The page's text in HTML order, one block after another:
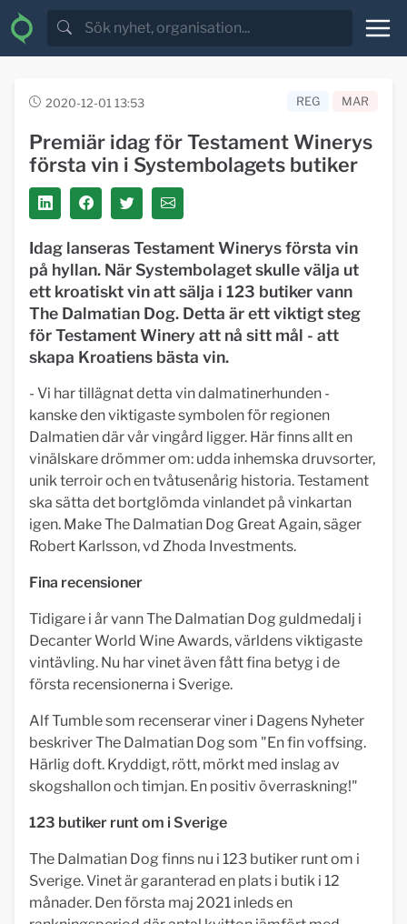
2020-12-01 13:53 REG MAR
Premiär idag för Testament Winerys
första vin i Systembolagets butiker
Idag lanseras Testament Winerys första vin
på hyllan. När Systembolaget skulle välja ut
ett kroatiskt vin att sälja i 123 butiker vann
The Dalmatian Dog. Detta är ett viktigt steg
för Testament Winery att nå sitt mål - att
skapa Kroatiens bästa vin.
- Vi har tillägnat detta vin dalmatinerhunden -
kanske den viktigaste symbolen för regionen
Dalmatien där vår vingård ligger. Här finns allt en
vinälskare drömmer om: udda inhemska druvsorter,
unik terroir och en tvåtusenårig historia. Testament
ska sätta det bortglömda vinlandet på vinkartan
igen. Make The Dalmatian Dog Great Again, säger
Robert Karlsson, vd Zhoda Investments.
Fina recensioner
Tidigare i år vann The Dalmatian Dog guldmedalj i
Decanter World Wine Awards, världens viktigaste
vintävling. Nu har vinet även fått fina betyg i de
första recensionerna i Sverige.
Alf Tumble som recenserar viner i Dagens Nyheter
beskriver The Dalmatian Dog som "En fin voffsing.
Härlig doft. Kryddigt, rött, mörkt med inslag av
skogshallon och timjan. En positiv överraskning!"
123 butiker runt om i Sverige
The Dalmatian Dog finns nu i 123 butiker runt om i
Sverige. Vinet är garanterad en plats i butik i 12
månader. Den första maj 2021 inleds en